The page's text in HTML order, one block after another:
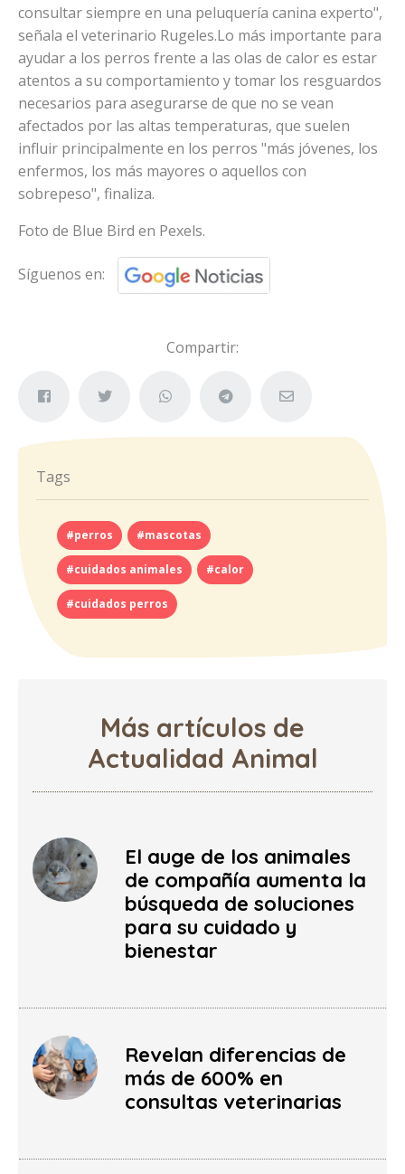
consultar siempre en una peluquería canina experto",
señala el veterinario Rugeles.Lo más importante para
ayudar a los perros frente a las olas de calor es estar
atentos a su comportamiento y tomar los resguardos
necesarios para asegurarse de que no se vean
afectados por las altas temperaturas, que suelen
influir principalmente en los perros "más jóvenes, los
enfermos, los más mayores o aquellos con
sobrepeso", finaliza.
Foto de Blue Bird en Pexels.
Síguenos en:
Compartir:
Tags
#perros #mascotas
#cuidados animales #calor
#cuidados perros
Más artículos de
Actualidad Animal
El auge de los animales
de compañía aumenta la
búsqueda de soluciones
para su cuidado y
bienestar
Revelan diferencias de
más de 600% en
consultas veterinarias